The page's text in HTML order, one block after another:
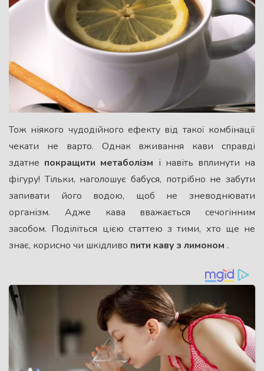
Тож ніякого чудодійного ефекту від такої комбінації
чекати не варто. Однак вживання кави справді
здатне покращити метаболізм і навіть вплинути на
фігуру! Тільки, наголошує бабуся, потрібно не забути
запивати його водою, щоб не зневоднювати
організм. Адже кава вважається сечогінним
засобом. Поділіться цією статтею з тими, хто ще не
знає, корисно чи шкідливо пити каву з лимоном .